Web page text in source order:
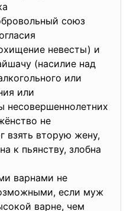
союз
невесты) и
(насилие над
или
или
несовершеннолетних
не
взять вторую жену,
к пьянству, злобна
варнами не
если муж
варне, чем